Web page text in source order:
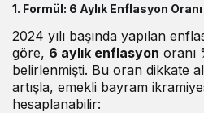
1. Formül: 6 Aylık Enflasyon Oranı
2024 yılı başında yapılan
göre, 6 aylık enflasyon oranı
belirlenmişti. Bu oran dikkate
artışla, emekli bayram
hesaplanabilir: